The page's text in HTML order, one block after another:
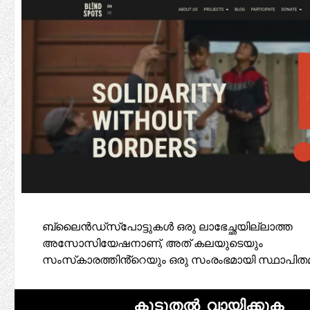
ബ്ലൈൻഡ്‌സ്‌പോട്ടുകൾ ഒരു ലാഭേച്ഛയില്ലാത്ത
അസോസിയേഷനാണ്, അത് കലയുടെയും
സംസ്‌കാരത്തിൻ്റെയും ഒരു സംരംഭമായി
കൂടുതൽ വായിക്കുക